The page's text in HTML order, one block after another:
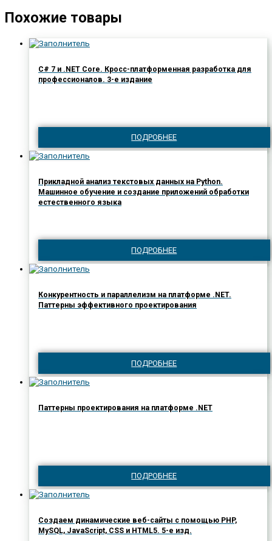
Похожие товары
C# 7 и .NET Core. Кросс-платформенная разработка для
профессионалов. 3-е издание
ПОДРОБНЕЕ
Прикладной анализ текстовых данных на Python.
Машинное обучение и создание приложений обработки
естественного языка
ПОДРОБНЕЕ
Конкурентность и параллелизм на платформе .NET.
Паттерны эффективного проектирования
ПОДРОБНЕЕ
Паттерны проектирования на платформе .NET
ПОДРОБНЕЕ
Создаем динамические веб-сайты с помощью PHP,
MySQL, JavaScript, CSS и HTML5. 5-е изд.